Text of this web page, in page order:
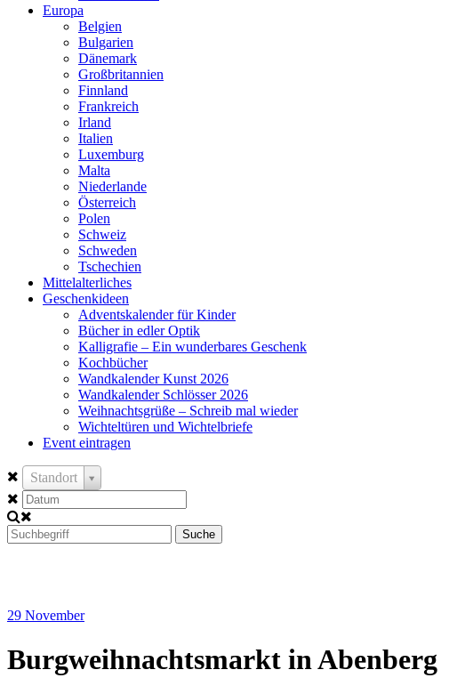
Europa
Belgien
Bulgarien
Dänemark
Großbritannien
Finnland
Frankreich
Irland
Italien
Luxemburg
Malta
Niederlande
Österreich
Polen
Schweiz
Schweden
Tschechien
Mittelalterliches
Geschenkideen
Adventskalender für Kinder
Bücher in edler Optik
Kalligrafie – Ein wunderbares Geschenk
Kochbücher
Wandkalender Kunst 2026
Wandkalender Schlösser 2026
Weihnachtsgrüße – Schreib mal wieder
Wichteltüren und Wichtelbriefe
Event eintragen
Standort
Suche
29 November
Burgweihnachtsmarkt in Abenberg